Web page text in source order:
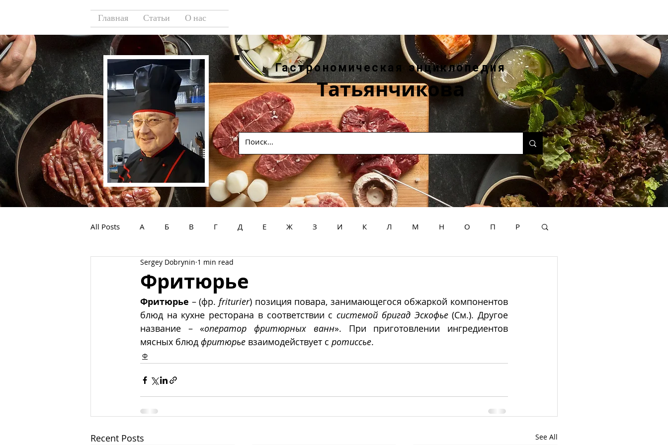
Главная Статьи О нас
Гастрономическая энциклопедия
Татьянчикова
All Posts А Б В Г Д Е Ж З И К Л М Н О П Р
У Ф Х
Фритюрье
Sergey Dobrynin 1 min read
Фритюрье – (фр. friturier) позиция повара, занимающегося обжаркой компонентов
блюд на кухне ресторана в соответствии с системой бригад Эскофье (См.). Другое
название – «оператор фритюрных ванн». При приготовлении ингредиентов
мясных блюд фритюрье взаимодействует с ротиссье.
Ф
Recent Posts See All